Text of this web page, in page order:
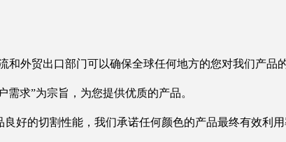
外贸出口部门可以确保全球任何地方的您对我们产品的
求”为宗旨，为您提供优质的产品。
好的切割性能，我们承诺任何颜色的产品最终有效利用